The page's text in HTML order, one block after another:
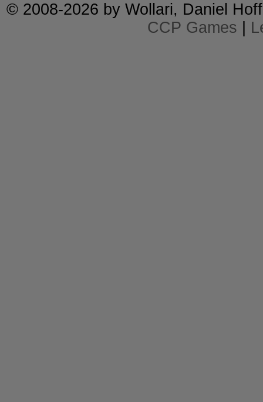
© 2008-2026 by Wollari, Daniel
CCP Games